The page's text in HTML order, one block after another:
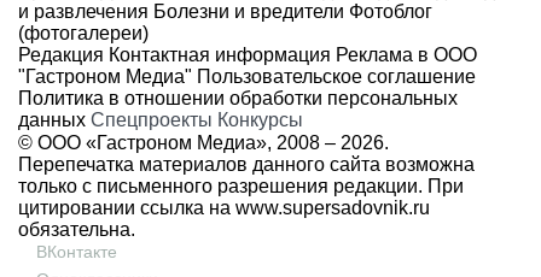
и развлечения Болезни и вредители Фотоблог
(фотогалереи)
Редакция Контактная информация Реклама в ООО
"Гастроном Медиа" Пользовательское соглашение
Политика в отношении обработки персональных
данных Спецпроекты Конкурсы
© ООО «Гастроном Медиа», 2008 – 2026.
Перепечатка материалов данного сайта возможна
только с письменного разрешения редакции. При
цитировании ссылка на www.supersadovnik.ru
обязательна.
ВКонтакте